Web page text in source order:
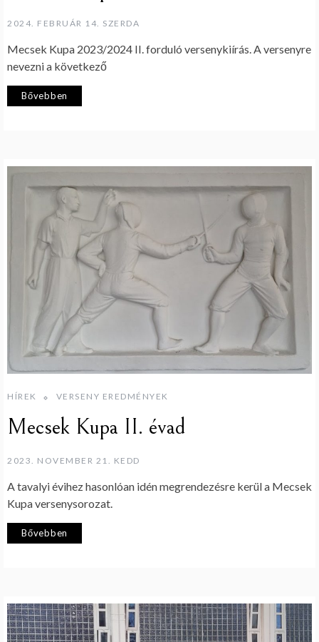
2024. FEBRUÁR 14. SZERDA
Mecsek Kupa 2023/2024 II. forduló versenykiírás. A versenyre
nevezni a következő
Bővebben
HÍREK VERSENY EREDMÉNYEK
Mecsek Kupa II. évad
2023. NOVEMBER 21. KEDD
A tavalyi évihez hasonlóan idén megrendezésre kerül a Mecsek
Kupa versenysorozat.
Bővebben